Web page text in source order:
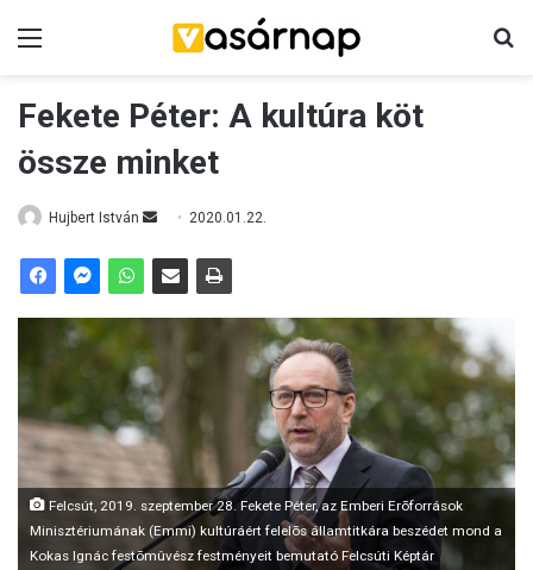
Fekete Péter: A kultúra köt
össze minket
Hujbert István
n
e
m
a
l
2020.01.22.
Felcsút, 2019. szeptember 28. Fekete Péter, az Emberi Erõforrások
Minisztériumának (Emmi) kultúráért felelõs államtitkára beszédet mond a
Kokas Ignác festõmûvész festményeit bemutató Felcsúti Képtár